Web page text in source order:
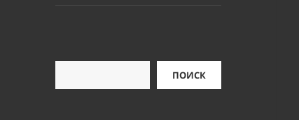
ПОИСК